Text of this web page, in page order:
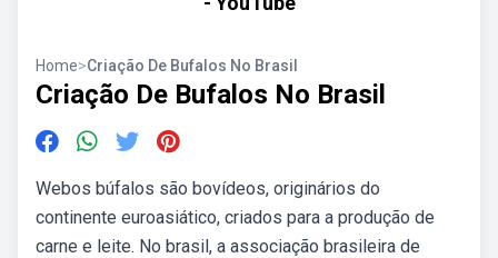
Home>Criação De Bufalos No Brasil
Criação De Bufalos No Brasil
Webos búfalos são bovídeos, originários do
continente euroasiático, criados para a produção de
carne e leite. No brasil, a associação brasileira de